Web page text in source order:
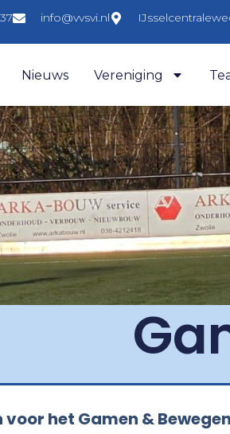
info@vvsvi.nl
Nieuws Vereniging
het Gamen &